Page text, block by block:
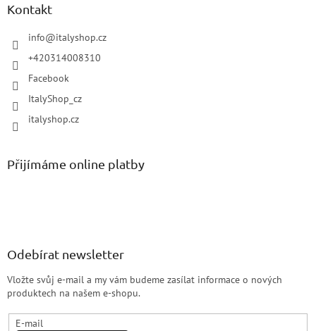
Kontakt
info@italyshop.cz
+420314008310
Facebook
ItalyShop_cz
italyshop.cz
Přijímáme online platby
Odebírat newsletter
Vložte svůj e-mail a my vám budeme zasílat informace o nových
produktech na našem e-shopu.
E-mail